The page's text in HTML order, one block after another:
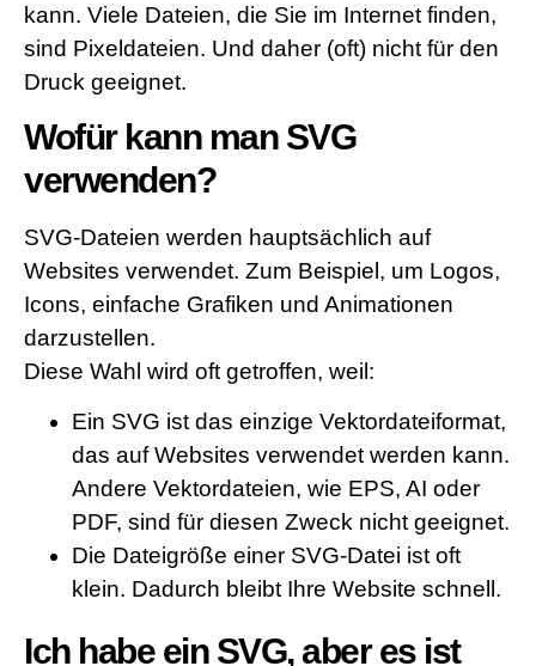
kann. Viele Dateien, die Sie im Internet finden,
sind Pixeldateien. Und daher (oft) nicht für den
Druck geeignet.
Wofür kann man SVG
verwenden?
SVG-Dateien werden hauptsächlich auf
Websites verwendet. Zum Beispiel, um Logos,
Icons, einfache Grafiken und Animationen
darzustellen.
Diese Wahl wird oft getroffen, weil:
Ein SVG ist das einzige Vektordateiformat,
das auf Websites verwendet werden kann.
Andere Vektordateien, wie EPS, AI oder
PDF, sind für diesen Zweck nicht geeignet.
Die Dateigröße einer SVG-Datei ist oft
klein. Dadurch bleibt Ihre Website schnell.
Ich habe ein SVG, aber es ist